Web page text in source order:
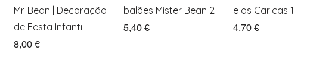
Mr. Bean | Decoração
de Festa Infantil
Preço
8,00 €
balões Mister Bean 2
Preço
5,40 €
e os Caricas 1
Preço
4,70 €